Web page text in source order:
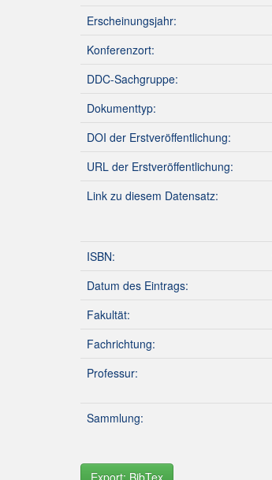
Erscheinungsjahr:
Konferenzort:
DDC-Sachgruppe:
Dokumenttyp:
DOI der Erstveröffentlichung:
URL der Erstveröffentlichung:
Link zu diesem Datensatz:
ISBN:
Datum des Eintrags:
Fakultät:
Fachrichtung:
Professur:
Sammlung:
Export: BibTex